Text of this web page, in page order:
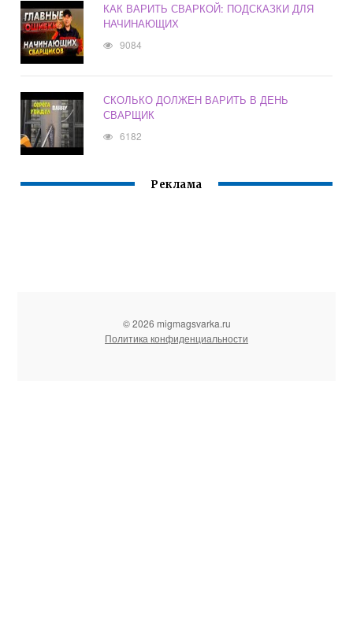
КАК ВАРИТЬ СВАРКОЙ: ПОДСКАЗКИ ДЛЯ
НАЧИНАЮЩИХ
9084
СКОЛЬКО ДОЛЖЕН ВАРИТЬ В ДЕНЬ
СВАРЩИК
6182
Реклама
© 2026 migmagsvarka.ru
Политика конфиденциальности